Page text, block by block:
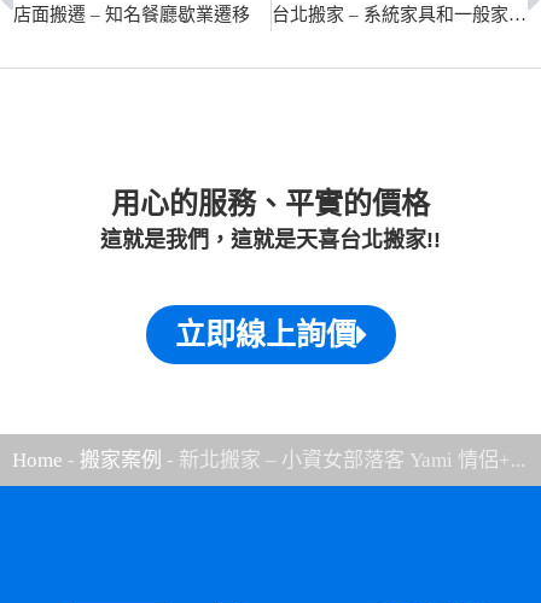
店面搬遷 – 知名餐廳歇業遷移 台北搬家 – 系統家具和一般家具組裝服務
用心的服務、平實的價格
這就是我們，這就是天喜台北搬家!!
立即線上詢價
Home - 搬家案例 - 新北搬家 – 小資女部落客 Yami 情侶+...